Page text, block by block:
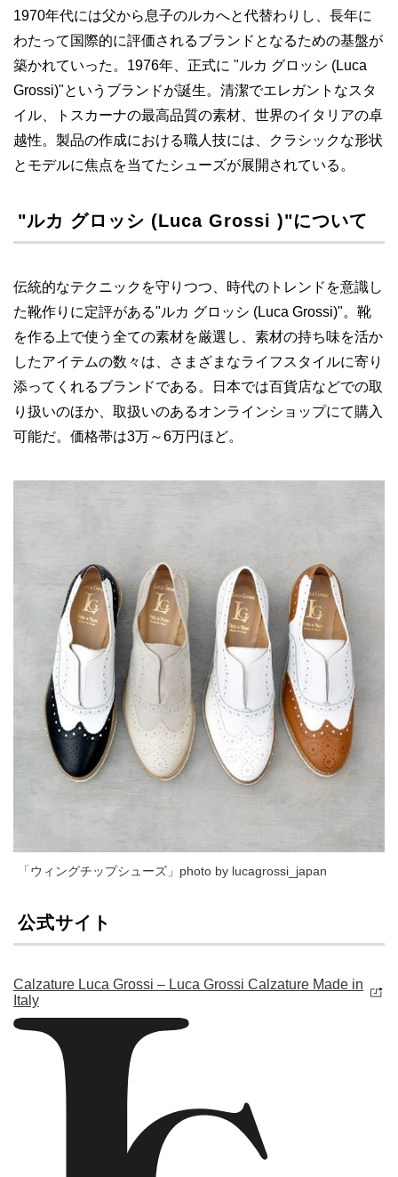
1970年代には父から息子のルカへと代替わりし、長年に
わたって国際的に評価されるブランドとなるための基盤が
築かれていった。1976年、正式に "ルカ グロッシ (Luca
Grossi)"というブランドが誕生。清潔でエレガントなスタ
イル、トスカーナの最高品質の素材、世界のイタリアの卓
越性。製品の作成における職人技には、クラシックな形状
とモデルに焦点を当てたシューズが展開されている。
"ルカ グロッシ (Luca Grossi )"について
伝統的なテクニックを守りつつ、時代のトレンドを意識し
た靴作りに定評がある"ルカ グロッシ (Luca Grossi)"。靴
を作る上で使う全ての素材を厳選し、素材の持ち味を活か
したアイテムの数々は、さまざまなライフスタイルに寄り
添ってくれるブランドである。日本では百貨店などでの取
り扱いのほか、取扱いのあるオンラインショップにて購入
可能だ。価格帯は3万～6万円ほど。
「ウィングチップシューズ」photo by lucagrossi_japan
公式サイト
Calzature Luca Grossi – Luca Grossi Calzature Made in
Italy